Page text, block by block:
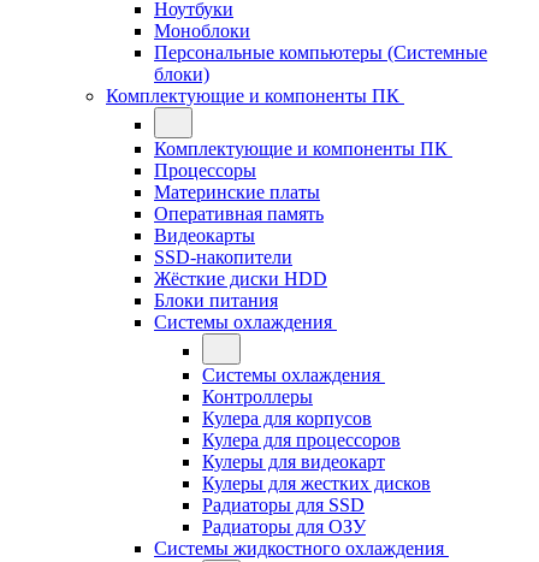
Ноутбуки
Моноблоки
Персональные компьютеры (Системные
блоки)
Комплектующие и компоненты ПК
Комплектующие и компоненты ПК
Процессоры
Материнские платы
Оперативная память
Видеокарты
SSD-накопители
Жёсткие диски HDD
Блоки питания
Системы охлаждения
Системы охлаждения
Контроллеры
Кулера для корпусов
Кулера для процессоров
Кулеры для видеокарт
Кулеры для жестких дисков
Радиаторы для SSD
Радиаторы для ОЗУ
Системы жидкостного охлаждения